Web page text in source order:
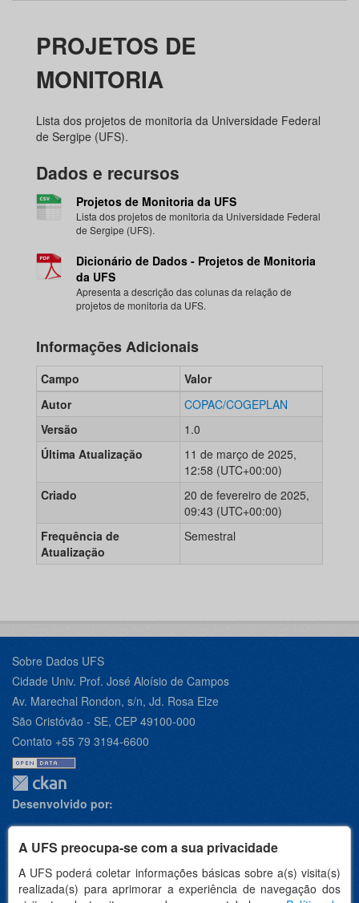
A UFS preocupa-se com a sua privacidade
A UFS poderá coletar informações básicas sobre a(s) visita(s)
realizada(s) para aprimorar a experiência de navegação dos
PROJETOS DE
MONITORIA
Lista dos projetos de monitoria da Universidade Federal
de Sergipe (UFS).
Dados e recursos
Projetos de Monitoria da UFS
Lista dos projetos de monitoria da Universidade Federal
de Sergipe (UFS).
Dicionário de Dados - Projetos de Monitoria
da UFS
Apresenta a descrição das colunas da relação de
projetos de monitoria da UFS.
Informações Adicionais
Campo
Valor
Autor
COPAC/COGEPLAN
Versão
1.0
Última Atualização
11 de março de 2025,
12:58 (UTC+00:00)
Criado
20 de fevereiro de 2025,
09:43 (UTC+00:00)
Frequência de
Atualização
Semestral
Sobre Dados UFS
Cidade Univ. Prof. José Aloísio de Campos
Av. Marechal Rondon, s/n, Jd. Rosa Elze
São Cristóvão - SE, CEP 49100-000
Contato +55 79 3194-6600
Desenvolvido por:
Apoio: